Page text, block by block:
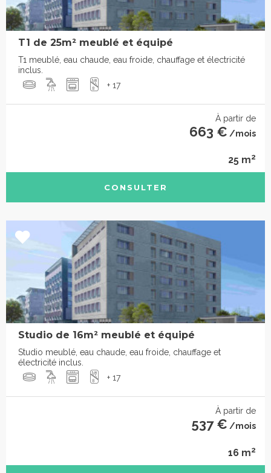
T1 de 25m² meublé et équipé
T1 meublé, eau chaude, eau froide, chauffage et électricité
inclus.
+ 17
À partir de
663 € /mois
25 m2
CONSULTER
Studio de 16m² meublé et équipé
Studio meublé, eau chaude, eau froide, chauffage et
électricité inclus.
+ 17
À partir de
537 € /mois
16 m2